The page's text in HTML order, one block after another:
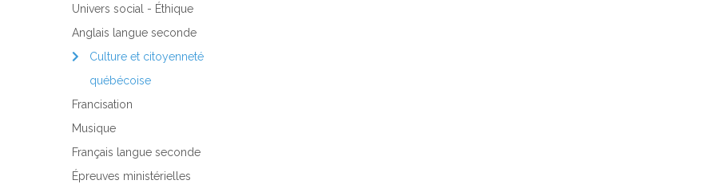
Univers social - Éthique
Anglais langue seconde
Culture et citoyenneté
québécoise
Francisation
Musique
Français langue seconde
Épreuves ministérielles